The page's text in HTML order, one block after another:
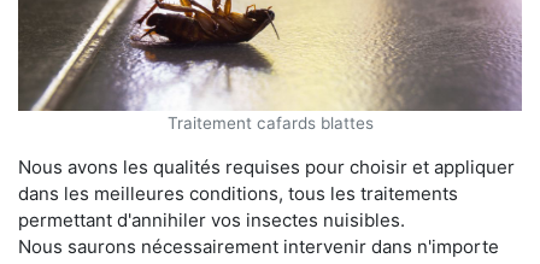
Traitement cafards blattes
Nous avons les qualités requises pour choisir et appliquer
dans les meilleures conditions, tous les traitements
permettant d'annihiler vos insectes nuisibles.
Nous saurons nécessairement intervenir dans n'importe